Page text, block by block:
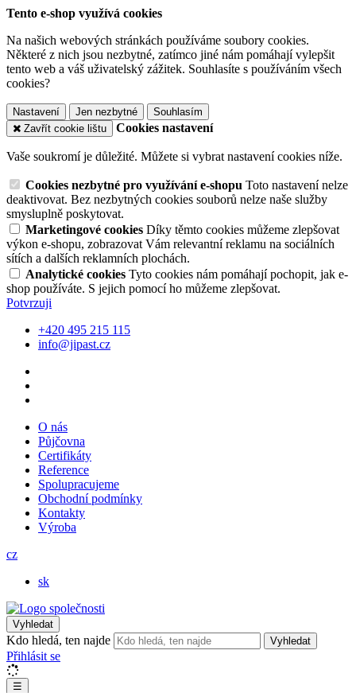
Tento e-shop využívá cookies
Na našich webových stránkách používáme soubory cookies.
Některé z nich jsou nezbytné, zatímco jiné nám pomáhají vylepšit
tento web a váš uživatelský zážitek. Souhlasíte s používáním všech
cookies?
Nastavení Jen nezbytné
Souhlasím
Zavřít cookie lištu
Cookies nastavení
Vaše soukromí je důležité. Můžete si vybrat nastavení cookies níže.
Cookies nezbytné pro využívání e-shopu Toto nastavení nelze
deaktivovat. Bez nezbytných cookies souborů nelze naše služby
smysluplně poskytovat.
Marketingové cookies Díky těmto cookies můžeme zlepšovat
výkon e-shopu, zobrazovat Vám relevantní reklamu na sociálních
sítích a dalších reklamních plochách.
Analytické cookies Tyto cookies nám pomáhají pochopit, jak e-
shop používáte. S jejich pomocí ho můžeme zlepšovat.
Potvrzuji
+420 495 215 115
info@jipast.cz
O nás
Půjčovna
Certifikáty
Reference
Spolupracujeme
Obchodní podmínky
Kontakty
Výroba
cz
sk
Vyhledat
Kdo hledá, ten najde Vyhledat
Přihlásit se
☰